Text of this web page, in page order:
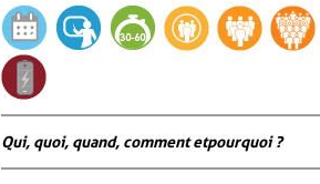
Qui, quoi, quand, comment et pourquoi ?